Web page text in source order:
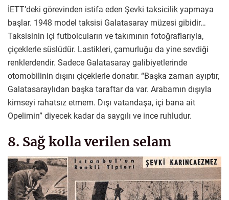
İETT’deki görevinden istifa eden Şevki taksicilik yapmaya
başlar. 1948 model taksisi Galatasaray müzesi gibidir…
Taksisinin içi futbolcuların ve takımının fotoğraflarıyla,
çiçeklerle süslüdür. Lastikleri, çamurluğu da yine sevdiği
renklerdendir. Sadece Galatasaray galibiyetlerinde
otomobilinin dışını çiçeklerle donatır. “Başka zaman ayıptır,
Galatasaraylıdan başka taraftar da var. Arabamın dışıyla
kimseyi rahatsız etmem. Dışı vatandaşa, içi bana ait
Opelimin” diyecek kadar da saygılı ve ince ruhludur.
8. Sağ kolla verilen selam